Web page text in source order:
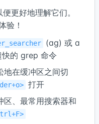
更好地理解它们。
验！
(ag) 或 a
的 grep 命令
地在缓冲区之间切
打开
区、最常用搜索器和